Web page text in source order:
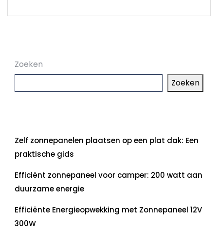
Zoeken
Zoeken
Zelf zonnepanelen plaatsen op een plat dak: Een
praktische gids
Efficiënt zonnepaneel voor camper: 200 watt aan
duurzame energie
Efficiënte Energieopwekking met Zonnepaneel 12V
300W